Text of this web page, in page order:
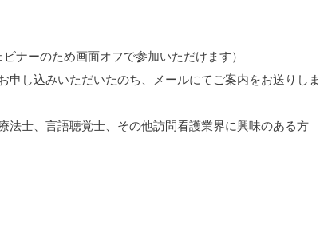
ナーのため画面オフで参加いただけます）
申し込みいただいたのち、メールにてご案内をお送りし
法士、言語聴覚士、その他訪問看護業界に興味のある方